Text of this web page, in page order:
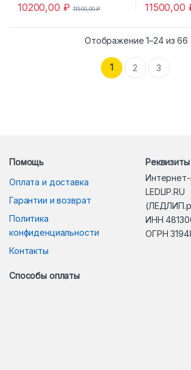
10200,00 ₽ 11500,00₽ 11500,00
Отображение 1–24 из 66
1 2 3
Помощь
Оплата и доставка
Гарантии и возврат
Политика
конфиденциальности
Контакты
Реквизиты
Интернет-
LEDLIP.RU
ИНН
ОГРН
Способы оплаты